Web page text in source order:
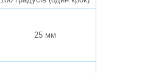
25 мм